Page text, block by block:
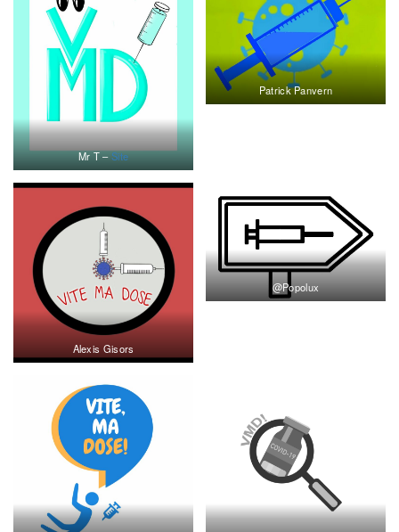
Mr T –Site
Patrick Panvern
Alexis Gisors
@Popolux